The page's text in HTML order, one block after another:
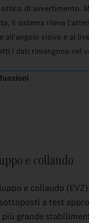
ottico di avvertimento.
il sistema rileva
all'angolo visivo e al
i dati rimangono nel
e collaudo
e collaudo
a test
più grande